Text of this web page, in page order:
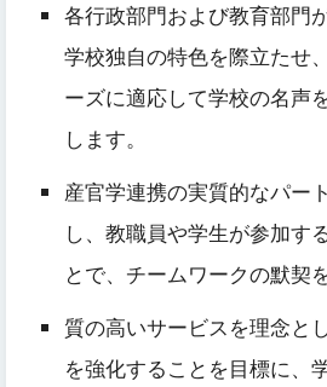
各行政部門および教育部門
学校独自の特色を際立たせ
ーズに適応して学校の名声
します。
産官学連携の実質的なパー
し、教職員や学生が参加す
とで、チームワークの默契
質の高いサービスを理念と
を強化することを目標に、